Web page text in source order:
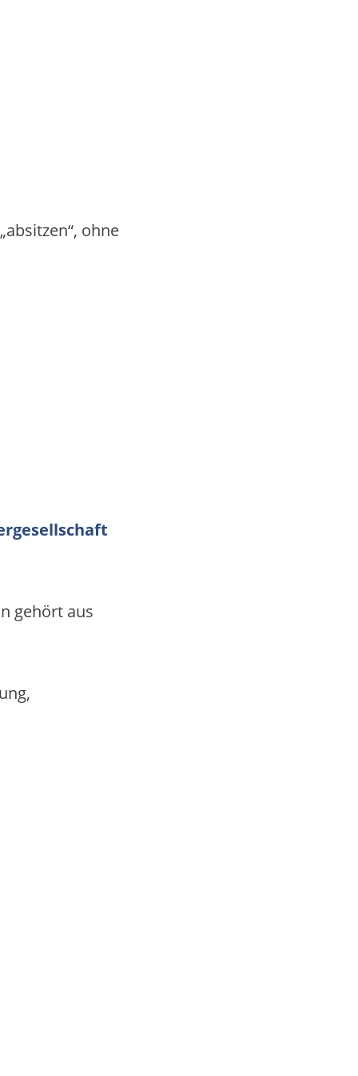
ohne
gehört aus